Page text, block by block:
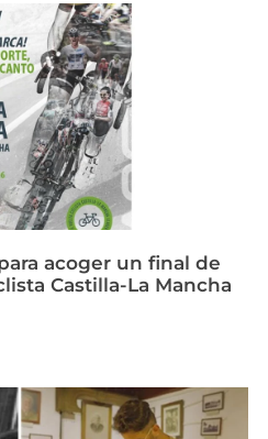
acoger un final de
Castilla-La Mancha